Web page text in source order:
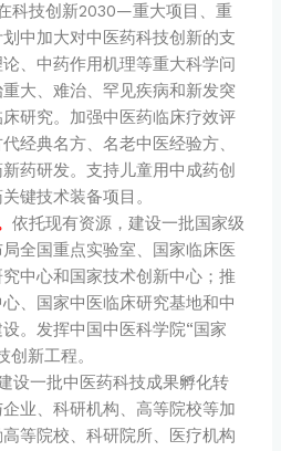
科技创新2030—重大项目、重
中加大对中医药科技创新的支
、中药作用机理等重大科学问
大、难治、罕见疾病和新发突
研究。加强中医药临床疗效评
经典名方、名老中医经验方、
药研发。支持儿童用中成药创
键技术装备项目。
依托现有资源，建设一批国家级
全国重点实验室、国家临床医
中心和国家技术创新中心；推
、国家中医临床研究基地和中
。发挥中国中医科学院“国家
创新工程。
设一批中医药科技成果孵化转
业、科研机构、高等院校等加
等院校、科研院所、医疗机构